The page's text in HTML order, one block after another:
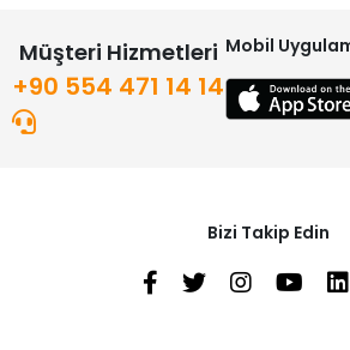
Müşteri Hizmetleri
+90 554 471 14 14
Mobil
Bizi Takip Edin